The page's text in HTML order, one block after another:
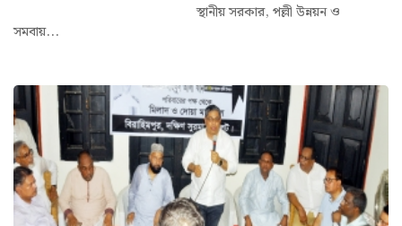
স্থানীয় সরকার, পল্লী উন্নয়ন ও
সমবায়...